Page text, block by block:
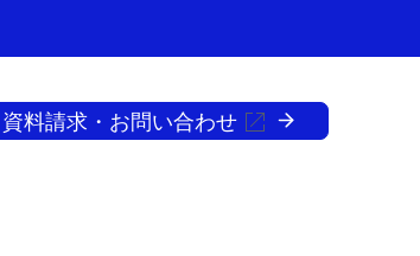
資料請求・お問い合わせ